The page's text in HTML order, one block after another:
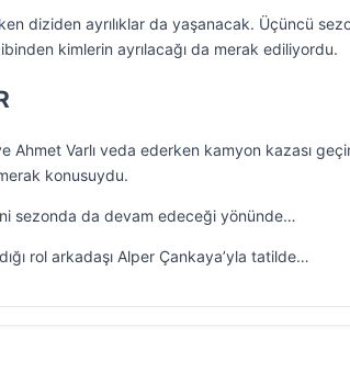
diziden ayrılıklar da yaşanacak. Üçüncü
kimlerin ayrılacağı da merak ediliyordu.
Varlı veda ederken kamyon kazası
konusuydu.
sezonda da devam edeceği yönünde…
rol arkadaşı Alper Çankaya’yla tatilde…